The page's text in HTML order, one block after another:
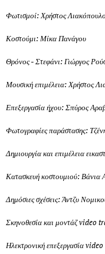
Φωτισμοί: Χρήστος
Κοστούμι: Μίκα Πανάγου
Θρόνος - Στεφάνι: Γιώργος
Μουσική επιμέλεια: Χρήστος
Επεξεργασία ήχου: Σπύρος
Φωτογραφίες παράστασης:
Δημιουργία και επιμέλεια
Κατασκευή κοστουμιού: Βάνια
Δημόσιες σχέσεις: Άντζυ
Σκηνοθεσία και μοντάζ video
Ηλεκτρονική επεξεργασία